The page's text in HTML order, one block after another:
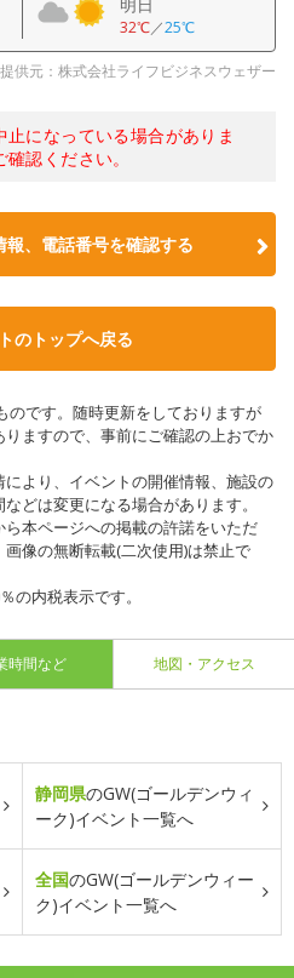
32℃／25℃
供元：株式会社ライフビジネスウェザー
になっている場合がありま
認ください。
、電話番号を確認する
のトップへ戻る
です。随時更新をしておりますが
ますので、事前にご確認の上おでか
より、イベントの開催情報、施設の
どは変更になる場合があります。
本ページへの掲載の許諾をいただ
像の無断転載(二次使用)は禁止で
の内税表示です。
時間など 地図・アクセス
静岡県のGW(ゴールデンウィ
ーク)イベント一覧へ
全国のGW(ゴールデンウィー
ク)イベント一覧へ